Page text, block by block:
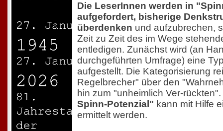
Die LeserInnen werden in
aufgefordert, bisherige
überdenken und aufzubrechen,
Zeit zu Zeit des im Wege
entledigen. Zunächst wird (an
durchgeführten Umfrage) eine
aufgestellt. Die Kategorisierung
Regelbrecher" über den
hin zum "unheimlich Ver-
Spinn-Potenzial" kann mit Hilfe
ermittelt werden.